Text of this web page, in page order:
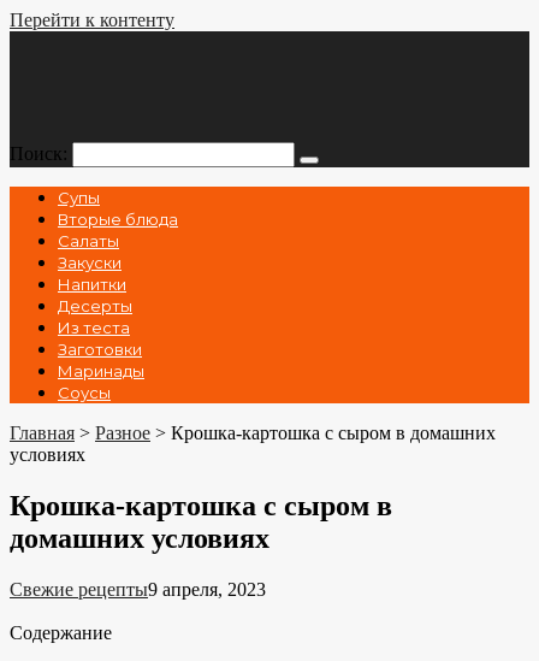
Перейти к контенту
Поиск:
Супы
Вторые блюда
Салаты
Закуски
Напитки
Десерты
Из теста
Заготовки
Маринады
Соусы
Главная > Разное > Крошка-картошка с сыром в домашних
условиях
Крошка-картошка с сыром в
домашних условиях
Свежие рецепты9 апреля, 2023
Содержание